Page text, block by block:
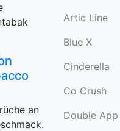
an
Artic Line
Blue X
Cinderella
Co Crush
Double App